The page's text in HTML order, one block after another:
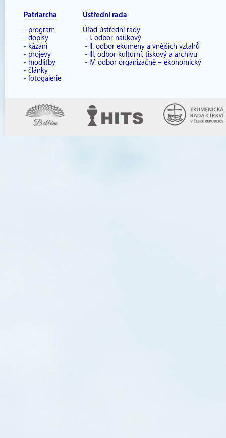
Patriarcha
- program
- dopisy
- kázání
- projevy
- modlitby
- články
- fotogalerie
Ústřední rada
Úřad ústřední rady
- I. odbor naukový
-
II. odbor ekumeny a vnějších vztahů
-
III. odbor kulturní, tiskový a archivu
- IV. odbor organizačně – ekonomický